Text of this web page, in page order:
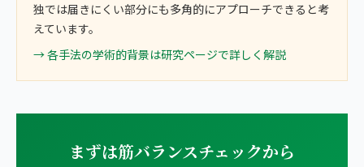
独では届きにくい部分にも多角的にアプローチできると考
えています。
→ 各手法の学術的背景は研究ページで詳しく解説
まずは筋バランスチェックから